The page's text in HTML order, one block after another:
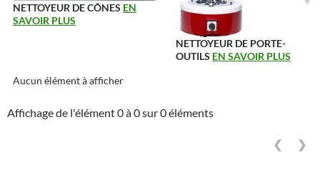
NETTOYEUR DE CÔNES EN
SAVOIR PLUS
NETTOYEUR DE PORTE-
OUTILS EN SAVOIR PLUS
Aucun élément à afficher
Affichage de l'élément 0 à 0 sur 0 éléments
❮ ❯